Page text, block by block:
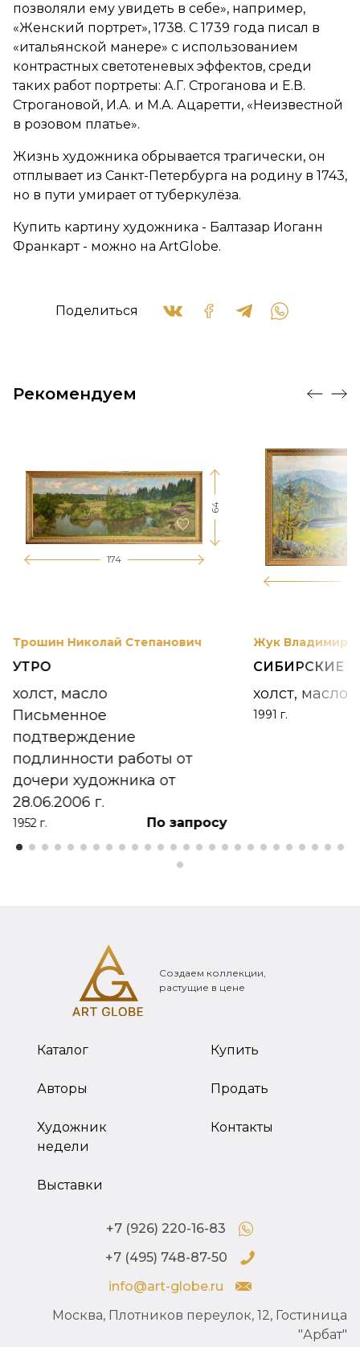
позволяли ему увидеть в себе», например,
«Женский портрет», 1738. С 1739 года писал в
«итальянской манере» с использованием
контрастных светотеневых эффектов, среди
таких работ портреты: А.Г. Строганова и Е.В.
Строгановой, И.А. и М.А. Ацаретти, «Неизвестной
в розовом платье».
Жизнь художника обрывается трагически, он
отплывает из Санкт-Петербурга на родину в 1743,
но в пути умирает от туберкулёза.
Купить картину художника - Балтазар Иоганн
Франкарт - можно на ArtGlobe.
Поделиться
Рекомендуем
174
64
Трошин Николай Степанович
УТРО
холст, масло
Письменное
подтверждение
подлинности работы от
дочери художника от
28.06.2006 г.
1952 г. По запросу
Жук Владимир
СИБИРСКИЕ
холст, масло
1991 г.
Создаем коллекции,
растущие в цене
Каталог
Авторы
Художник
недели
Выставки
Купить
Продать
Контакты
+7 (926) 220-16-83
+7 (495) 748-87-50
info@art-globe.ru
Москва, Плотников переулок, 12, Гостиница
"Арбат"